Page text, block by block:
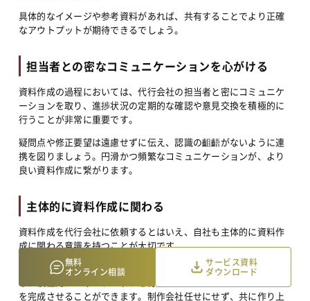
具体的なイメージや参考資料があれば、共有することでより正確
なアウトプットが期待できるでしょう。
担当者との密なコミュニケーションを心がける
資料作成の過程においては、代行会社の担当者と密にコミュニケ
ーションを取り、進捗状況の定期的な確認や意見交換を積極的に
行うことが非常に重要です。
疑問点や修正要望は遠慮せずに伝え、認識の齟齬がないように連
携を図りましょう。円滑かつ頻繁なコミュニケーションが、より
良い資料作成に繋がります。
主体的に資料作成に関わる
資料作成を代行会社に依頼するとはいえ、自社も主体的に資料作
成に関わる意識を持つことが大切です。
提出された資料が自社の意図やイメージと合っているかを確認
し、積極的にフィードバックを行うことで、より理想に近い資料
を完成させることができます。制作会社任せにせず、共に作り上
無料
オンライン相談
サービス資料
ダウンロード